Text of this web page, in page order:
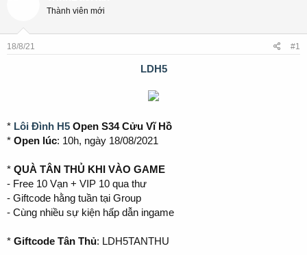
s
Thành viên mới
18/8/21 #1
LDH5
* Lôi Đình H5 Open S34 Cửu Vĩ Hồ
* Open lúc: 10h, ngày 18/08/2021
* QUÀ TÂN THỦ KHI VÀO GAME
- Free 10 Vạn + VIP 10 qua thư
- Giftcode hằng tuần tại Group
- Cùng nhiều sự kiện hấp dẫn ingame
* Giftcode Tân Thủ: LDH5TANTHU